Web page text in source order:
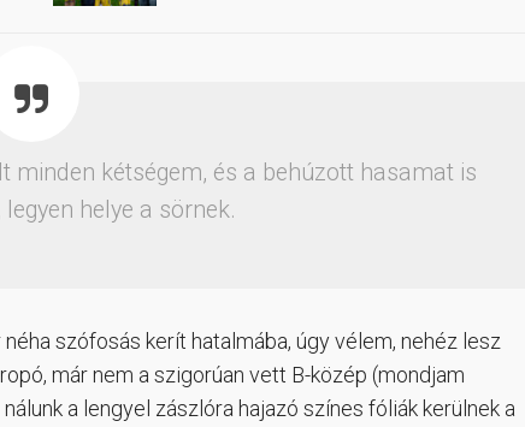
minden kétségem, és a behúzott hasamat is
helye a sörnek.
szófosás kerít hatalmába, úgy vélem, nehéz lesz
már nem a szigorúan vett B-közép (mondjam
a lengyel zászlóra hajazó színes fóliák kerülnek a